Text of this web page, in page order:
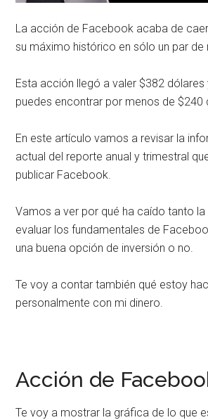
La acción de Facebook acaba de
su máximo histórico en sólo un par de
Esta acción llegó a valer $382 dólares
puedes encontrar por menos de $240
En este artículo vamos a revisar la
actual del reporte anual y trimestral
publicar Facebook.
Vamos a ver por qué ha caído tanto
evaluar los fundamentales de
una buena opción de inversión o no.
Te voy a contar también qué estoy
personalmente con mi dinero.
Acción de
Te voy a mostrar la gráfica de lo que